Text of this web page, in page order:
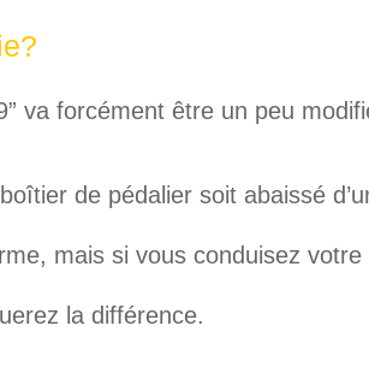
va forcément être un peu
de pédalier soit abaissé
mais si vous conduisez
la différence.